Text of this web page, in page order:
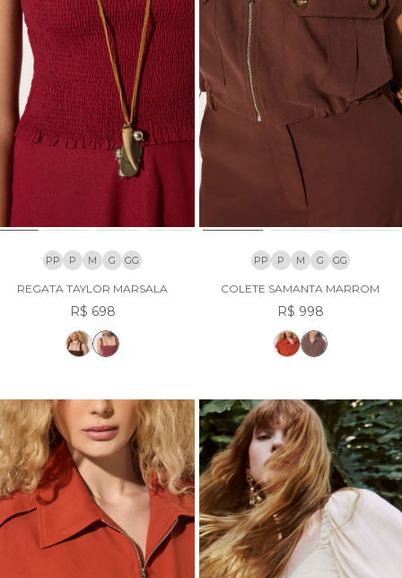
PP P M G GG
REGATA TAYLOR MARSALA
R$ 698
PP P M G GG
COLETE SAMANTA MARROM
R$ 998